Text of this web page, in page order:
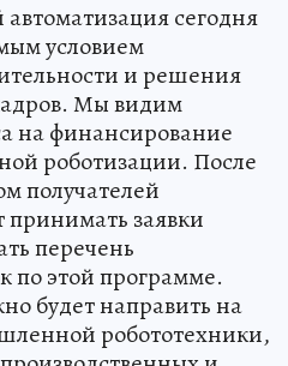
сегодня
условием
и решения
Мы видим
на финансирование
роботизации. После
получателей
заявки
перечень
по этой программе.
будет направить на
робототехники,